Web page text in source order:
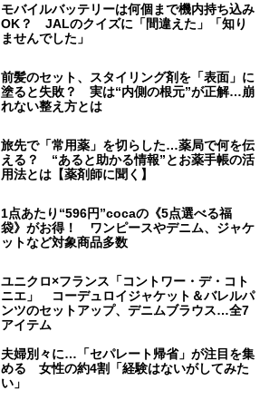
モバイルバッテリーは何個まで機内持ち込み
OK？ JALのクイズに「間違えた」「知り
ませんでした」
前髪のセット、スタイリング剤を「表面」に
塗ると失敗？ 実は“内側の根元”が正解…崩
れない整え方とは
旅先で「常用薬」を切らした…薬局で何を伝
える？ “あると助かる情報”とお薬手帳の活
用法とは【薬剤師に聞く】
1点あたり“596円”cocaの《5点選べる福
袋》がお得！ ワンピースやデニム、ジャケ
ットなど対象商品多数
ユニクロ×フランス「コントワー・デ・コト
ニエ」 コーデュロイジャケット＆バレルパ
ンツのセットアップ、デニムブラウス…全7
アイテム
夫婦別々に…「セパレート帰省」が注目を集
める 女性の約4割「経験はないがしてみた
い」